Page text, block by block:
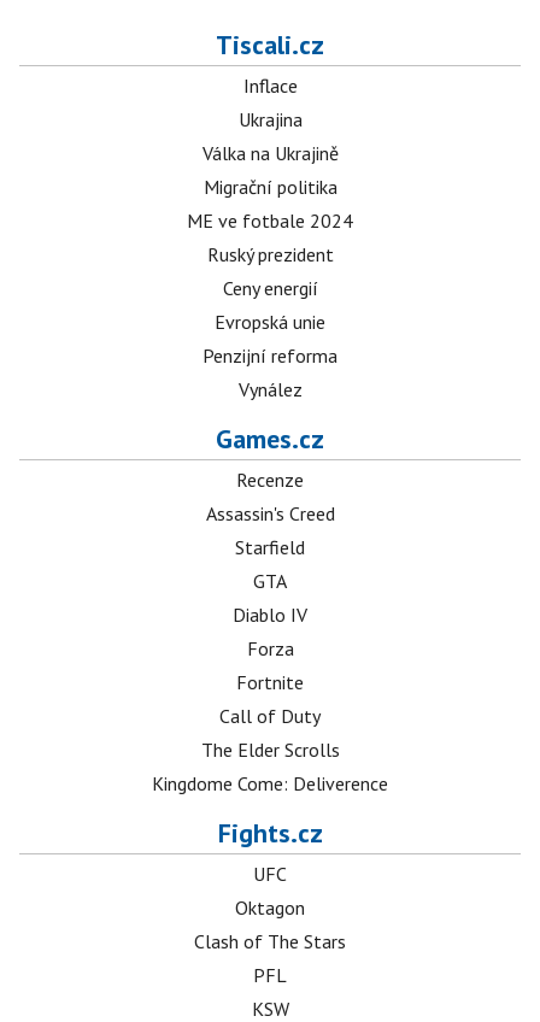
Tiscali.cz
Inflace
Ukrajina
Válka na Ukrajině
Migrační politika
ME ve fotbale 2024
Ruský prezident
Ceny energií
Evropská unie
Penzijní reforma
Vynález
Games.cz
Recenze
Assassin's Creed
Starfield
GTA
Diablo IV
Forza
Fortnite
Call of Duty
The Elder Scrolls
Kingdome Come: Deliverence
Fights.cz
UFC
Oktagon
Clash of The Stars
PFL
KSW